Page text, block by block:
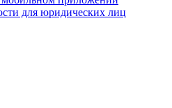
для юридических лиц